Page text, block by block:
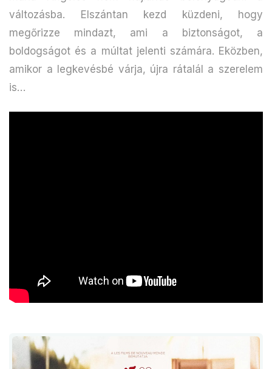
változásba. Elszántan kezd küzdeni, hogy
megőrizze mindazt, ami a biztonságot, a
boldogságot és a múltat jelenti számára. Eközben,
amikor a legkevésbé várja, újra rátalál a szerelem
is…